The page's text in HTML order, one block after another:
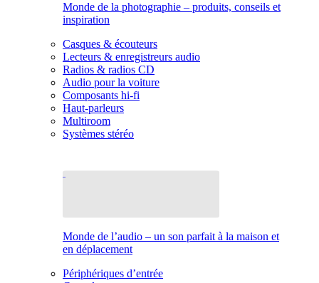
Monde de la photographie – produits, conseils et
inspiration
Casques & écouteurs
Lecteurs & enregistreurs audio
Radios & radios CD
Audio pour la voiture
Composants hi-fi
Haut-parleurs
Multiroom
Systèmes stéréo
Monde de l’audio – un son parfait à la maison et
en déplacement
Périphériques d’entrée